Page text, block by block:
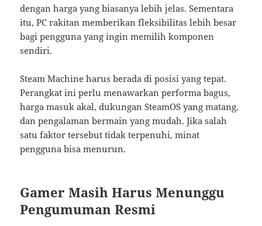
dengan harga yang biasanya lebih jelas. Sementara
itu, PC rakitan memberikan fleksibilitas lebih besar
bagi pengguna yang ingin memilih komponen
sendiri.
Steam Machine harus berada di posisi yang tepat.
Perangkat ini perlu menawarkan performa bagus,
harga masuk akal, dukungan SteamOS yang matang,
dan pengalaman bermain yang mudah. Jika salah
satu faktor tersebut tidak terpenuhi, minat
pengguna bisa menurun.
Gamer Masih Harus Menunggu
Pengumuman Resmi